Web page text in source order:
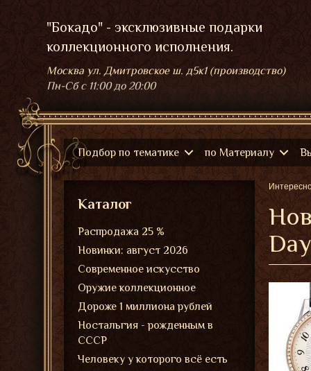
"Бокадо" - эксклюзивные подарки
коллекционного исполнения.
Москва ул. Дмитровское ш. д5к1 (производство)
Пн-Сбс 11:00 до 20:00
Подбор по тематике по Материалу
Каталог
Распродажа 25 %
Новинки: август 2026
Современное искусство
Оружие коллекционное
Дороже 1 миллиона рублей
Ностальгия - рожденным в
СССР
Человеку у которого всё есть